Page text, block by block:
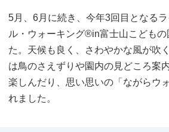
5月、6月に続き、今年3回目となる
ル・ウォーキング®in富士山こどもの
た。天候も良く、さわやかな風が吹
は鳥のさえずりや園内の見どころ案
楽しんだり、思い思いの「ながらウ
れました。